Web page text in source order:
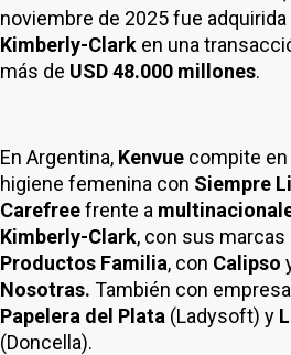
noviembre de 2025 fue
Kimberly-Clark en una
más de USD 48.000 millones.
En Argentina, Kenvue compite
higiene femenina con Siempre
Carefreefrente a
Kimberly-Clark, con sus marcas
Productos Familia, con Calipso
Nosotras. También con
Papelera del Plata (Ladysoft) y
(Doncella).